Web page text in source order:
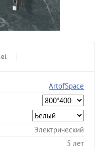
el
ArtofSpace
Электрический
5 лет